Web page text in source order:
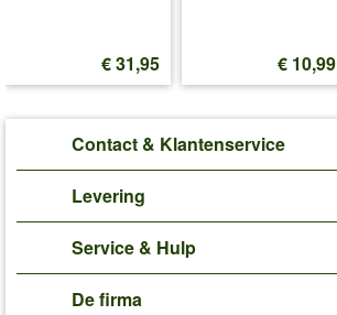
€ 31,95 € 10,99
Contact & Klantenservice
Levering
Service & Hulp
De firma